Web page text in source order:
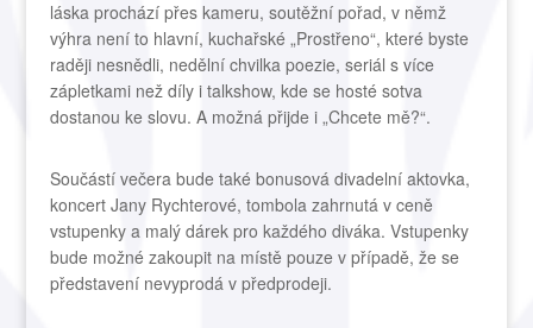
láska prochází přes kameru, soutěžní pořad, v němž
výhra není to hlavní, kuchařské „Prostřeno“, které byste
raději nesnědli, nedělní chvilka poezie, seriál s více
zápletkami než díly i talkshow, kde se hosté sotva
dostanou ke slovu. A možná přijde i „Chcete mě?“.
Součástí večera bude také bonusová divadelní aktovka,
koncert Jany Rychterové, tombola zahrnutá v ceně
vstupenky a malý dárek pro každého diváka. Vstupenky
bude možné zakoupit na místě pouze v případě, že se
představení nevyprodá v předprodeji.